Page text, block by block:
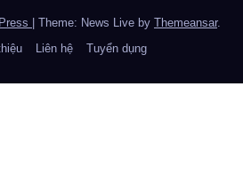
| Theme: News Live by Themeansar.
Liên hệ Tuyển dụng